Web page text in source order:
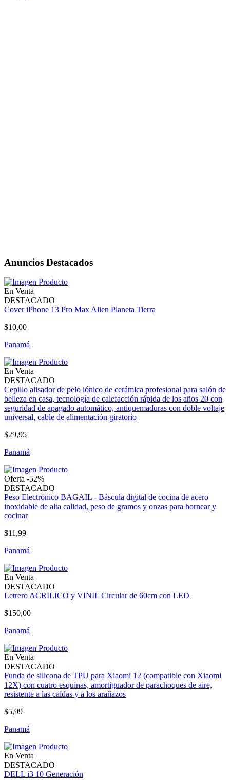
Anuncios Destacados
En Venta
DESTACADO
Cover iPhone 13 Pro Max Alien Planeta Tierra
$10,00
Panamá
En Venta
DESTACADO
Cepillo alisador de pelo iónico de cerámica profesional para salón de
belleza en casa, tecnología de calefacción rápida de los años 20 con
seguridad de apagado automático, antiquemaduras con doble voltaje
universal, cable de alimentación giratorio
$29,95
Panamá
Oferta -52%
DESTACADO
Peso Electrónico BAGAIL - Báscula digital de cocina de acero
inoxidable de alta calidad, peso de gramos y onzas para hornear y
cocinar
$11,99
Panamá
En Venta
DESTACADO
Letrero ACRILICO y VINIL Circular de 60cm con LED
$150,00
Panamá
En Venta
DESTACADO
Funda de silicona de TPU para Xiaomi 12 (compatible con Xiaomi
12X) con cuatro esquinas, amortiguador de parachoques de aire,
resistente a las caídas y a los arañazos
$5,99
Panamá
En Venta
DESTACADO
DELL i3 10 Generación